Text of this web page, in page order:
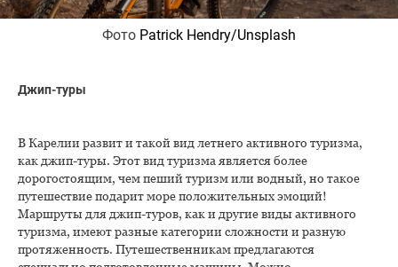
Фото Patrick Hendry/Unsplash
Джип-туры
В Карелии развит и такой вид летнего активного туризма,
как джип-туры. Этот вид туризма является более
дорогостоящим, чем пеший туризм или водный, но такое
путешествие подарит море положительных эмоций!
Маршруты для джип-туров, как и другие виды активного
туризма, имеют разные категории сложности и разную
протяженность. Путешественникам предлагаются